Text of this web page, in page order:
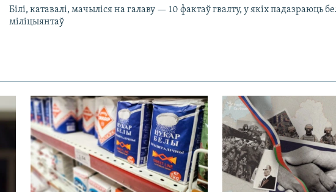
Білі, катавалі, мачыліся на галаву — 10 фактаў гвалту, у якіх падазраюць
міліцыянтаў